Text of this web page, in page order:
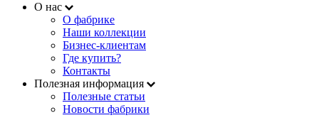
О нас
О фабрике
Наши коллекции
Бизнес-клиентам
Где купить?
Контакты
Полезная информация
Полезные статьи
Новости фабрики